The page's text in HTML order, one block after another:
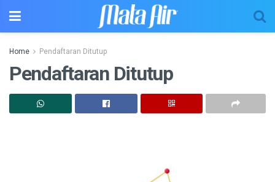
Home Pendaftaran Ditutup
Pendaftaran Ditutup